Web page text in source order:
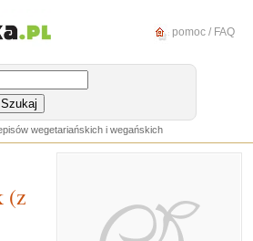
pomoc / FAQ
wegetariańskich i wegańskich
(z